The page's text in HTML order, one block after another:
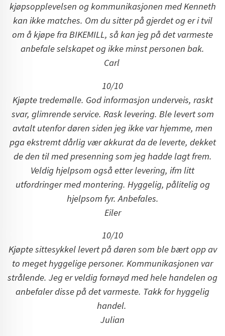
kjøpsopplevelsen og kommunikasjonen med Kenneth
kan ikke matches. Om du sitter på gjerdet og er i tvil
om å kjøpe fra BIKEMILL, så kan jeg på det varmeste
anbefale selskapet og ikke minst personen bak.
Carl
10/10
Kjøpte tredemølle. God informasjon underveis, raskt
svar, glimrende service. Rask levering. Ble levert som
avtalt utenfor døren siden jeg ikke var hjemme, men
pga ekstremt dårlig vær akkurat da de leverte, dekket
de den til med presenning som jeg hadde lagt frem.
Veldig hjelpsom også etter levering, ifm litt
utfordringer med montering. Hyggelig, pålitelig og
hjelpsom fyr. Anbefales.
Eiler
10/10
Kjøpte sittesykkel levert på døren som ble bært opp av
to meget hyggelige personer. Kommunikasjonen var
strålende. Jeg er veldig fornøyd med hele handelen og
anbefaler disse på det varmeste. Takk for hyggelig
handel.
Julian